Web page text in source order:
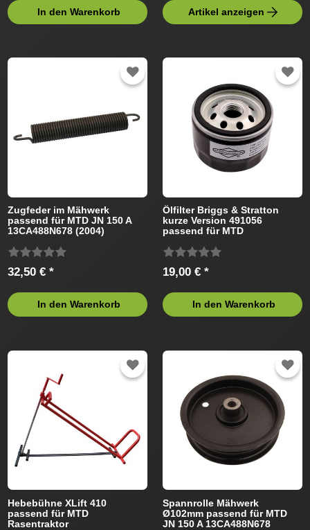
In den Warenkorb Artikel anzeigen
Zugfeder im Mähwerk
passend für MTD JN 150 A
13CA488N678 (2004)
32,50 € *
In den Warenkorb
Ölfilter Briggs & Stratton
kurze Version 491056
passend für MTD
19,00 € *
In den Warenkorb
Hebebühne XLift 410
passend für MTD
Rasentraktor
Spannrolle Mähwerk
Ø102mm passend für MTD
JN 150 A 13CA488N678